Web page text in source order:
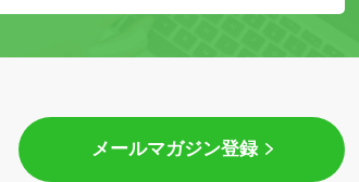
メールマガジン登録